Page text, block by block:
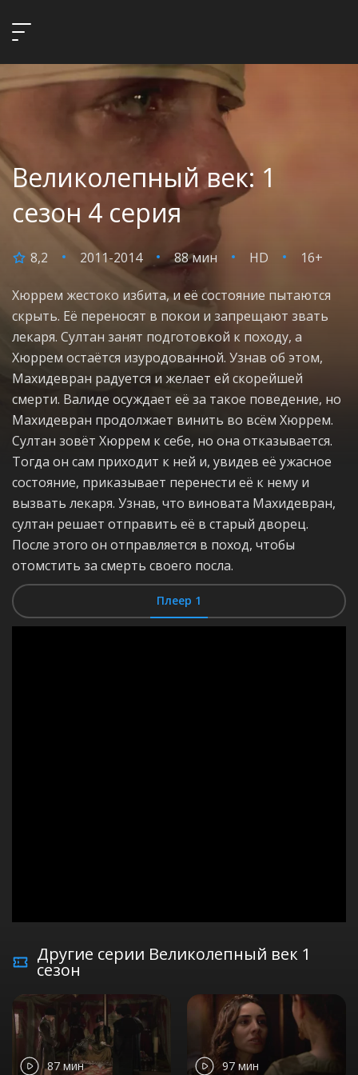
Великолепный век: 1
сезон 4 серия
8,2 2011-2014 88 мин HD 16+
Хюррем жестоко избита, и её состояние пытаются
скрыть. Её переносят в покои и запрещают звать
лекаря. Султан занят подготовкой к походу, а
Хюррем остаётся изуродованной. Узнав об этом,
Махидевран радуется и желает ей скорейшей
смерти. Валиде осуждает её за такое поведение, но
Махидевран продолжает винить во всём Хюррем.
Султан зовёт Хюррем к себе, но она отказывается.
Тогда он сам приходит к ней и, увидев её ужасное
состояние, приказывает перенести её к нему и
вызвать лекаря. Узнав, что виновата Махидевран,
султан решает отправить её в старый дворец.
После этого он отправляется в поход, чтобы
отомстить за смерть своего посла.
Плеер 1
Другие серии Великолепный век 1
сезон
87 мин 97 мин